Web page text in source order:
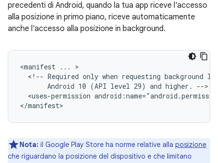
precedenti di Android, quando la tua app riceve l'accesso
alla posizione in primo piano, riceve automaticamente
anche l'accesso alla posizione in background.
<manifest ...
<!-- Required only when requesting background
Android 10 (API level 29) and higher.
<uses-permission
Nota: il Google Play Store ha norme relative alla posizione
che riguardano la posizione del dispositivo e che limitano